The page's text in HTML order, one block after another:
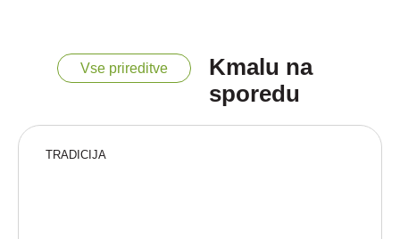
Kmalu na
sporedu
Vse prireditve
TRADICIJA